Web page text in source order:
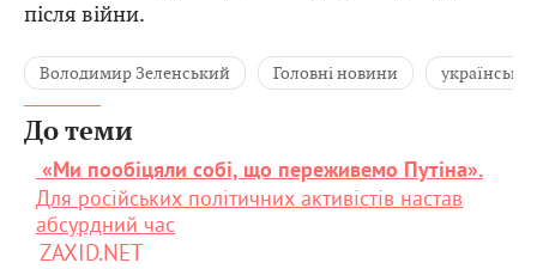
після війни.
Володимир Зеленський Головні новини українська
До теми
«Ми пообіцяли собі, що переживемо Путіна».
Для російських політичних активістів настав
абсурдний час
ZAXID.NET